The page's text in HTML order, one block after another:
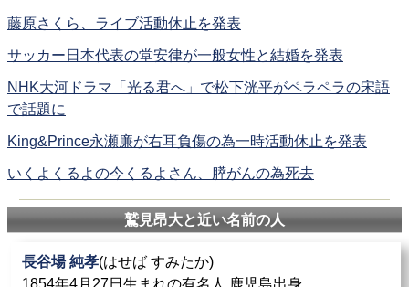
藤原さくら、ライブ活動休止を発表
サッカー日本代表の堂安律が一般女性と結婚を発表
NHK大河ドラマ「光る君へ」で松下洸平がペラペラの宋語
で話題に
King&Prince永瀬廉が右耳負傷の為一時活動休止を発表
いくよくるよの今くるよさん、膵がんの為死去
鷲見昂大と近い名前の人
長谷場 純孝(はせば すみたか)
1854年4月27日生まれの有名人 鹿児島出身